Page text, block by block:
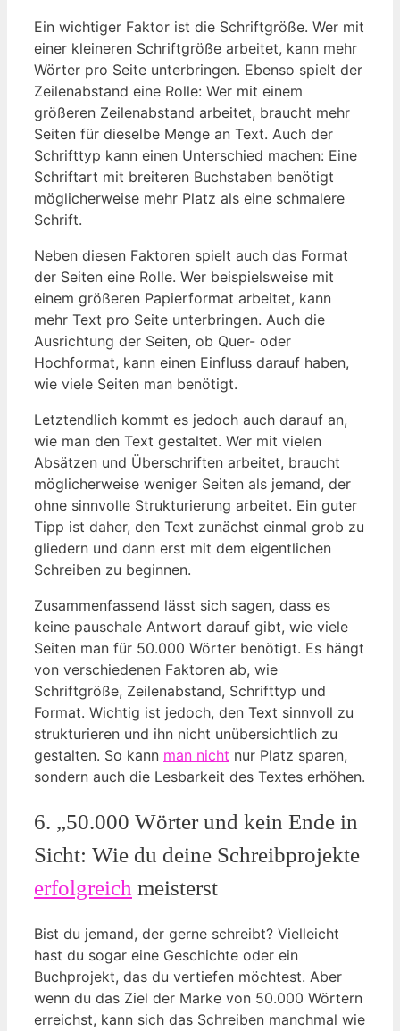
Ein wichtiger Faktor ist die Schriftgröße. Wer mit
einer kleineren Schriftgröße arbeitet, kann mehr
Wörter pro Seite unterbringen. Ebenso spielt der
Zeilenabstand eine Rolle: Wer mit einem
größeren Zeilenabstand arbeitet, braucht mehr
Seiten für dieselbe Menge an Text. Auch der
Schrifttyp kann einen Unterschied machen: Eine
Schriftart mit breiteren Buchstaben benötigt
möglicherweise mehr Platz als eine schmalere
Schrift.
Neben diesen Faktoren spielt auch das Format
der Seiten eine Rolle. Wer beispielsweise mit
einem größeren Papierformat arbeitet, kann
mehr Text pro Seite unterbringen. Auch die
Ausrichtung der Seiten, ob Quer- oder
Hochformat, kann einen Einfluss darauf haben,
wie viele Seiten man benötigt.
Letztendlich kommt es jedoch auch darauf an,
wie man den Text gestaltet. Wer mit vielen
Absätzen und Überschriften arbeitet, braucht
möglicherweise weniger Seiten als jemand, der
ohne sinnvolle Strukturierung arbeitet. Ein guter
Tipp ist daher, den Text zunächst einmal grob zu
gliedern und dann erst mit dem eigentlichen
Schreiben zu beginnen.
Zusammenfassend lässt sich sagen, dass es
keine pauschale Antwort darauf gibt, wie viele
Seiten man für 50.000 Wörter benötigt. Es hängt
von verschiedenen Faktoren ab, wie
Schriftgröße, Zeilenabstand, Schrifttyp und
Format. Wichtig ist jedoch, den Text sinnvoll zu
strukturieren und ihn nicht unübersichtlich zu
gestalten. So kann man nicht nur Platz sparen,
sondern auch die Lesbarkeit des Textes erhöhen.
6. „50.000 Wörter und kein Ende in
Sicht: Wie du deine Schreibprojekte
erfolgreich meisterst
Bist du jemand, der gerne schreibt? Vielleicht
hast du sogar eine Geschichte oder ein
Buchprojekt, das du vertiefen möchtest. Aber
wenn du das Ziel der Marke von 50.000 Wörtern
erreichst, kann sich das Schreiben manchmal wie